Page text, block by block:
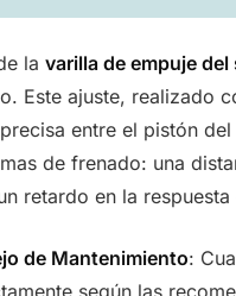
la varilla de empuje
Este ajuste, realizado
entre el pistón
de frenado: una
retardo en la
de Mantenimiento:
según las